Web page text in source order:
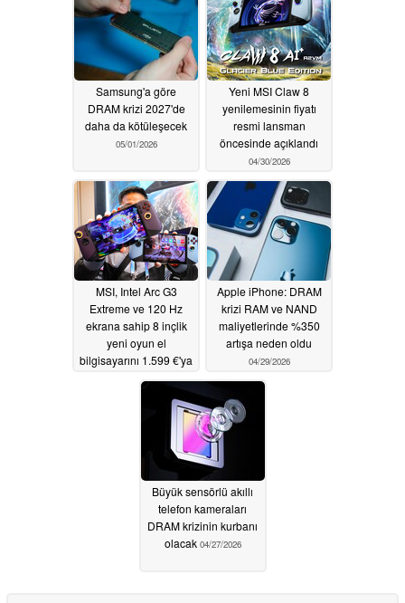
Samsung'a göre
DRAM krizi 2027'de
daha da kötüleşecek
05/01/2026
Yeni MSI Claw 8
yenilemesinin fiyatı
resmi lansman
öncesinde açıklandı
04/30/2026
MSI, Intel Arc G3
Extreme ve 120 Hz
ekrana sahip 8 inçlik
yeni oyun el
bilgisayarını 1.599 €'ya
Apple iPhone: DRAM
krizi RAM ve NAND
maliyetlerinde %350
artışa neden oldu
04/29/2026
Büyük sensörlü akıllı
telefon kameraları
DRAM krizinin kurbanı
olacak 04/27/2026